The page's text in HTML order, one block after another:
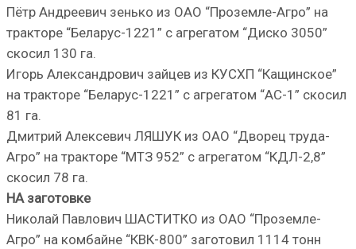
Пётр Андреевич зенько из ОАО “Проземле-Агро” на
тракторе “Беларус-1221” с агрегатом “Диско 3050”
скосил 130 га.
Игорь Александрович зайцев из КУСХП “Кащинское”
на тракторе “Беларус-1221” с агрегатом “АС-1” скосил
81 га.
Дмитрий Алексевич ЛЯШУК из ОАО “Дворец труда-
Агро” на тракторе “МТЗ 952” с агрегатом “КДЛ-2,8”
скосил 78 га.
НА заготовке
Николай Павлович ШАСТИТКО из ОАО “Проземле-
Агро” на комбайне “КВК-800” заготовил 1114 тонн